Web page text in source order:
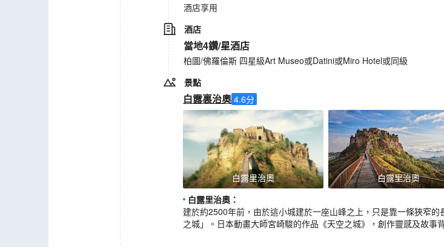
酒店享用
酒店
當地4鑽/星酒店
柏圖/佛羅倫斯 四星級Art Museo或Datini或Miro Hotel或同級
景點
白露裏治奧 4.6分
白露里治奧
白露里治奧
白露里治奧 ：
建於約2500年前，由於這小城建於一座山峰之上，只是靠一條狹窄
之城」。日本動畫大師宮崎駿的作品《天空之城》，創作靈感及故事